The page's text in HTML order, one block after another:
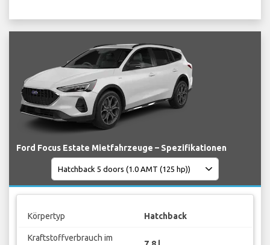
Ford Focus Estate Mietfahrzeuge – Spezifikationen
Körpertyp Hatchback
Kraftstoffverbrauch im